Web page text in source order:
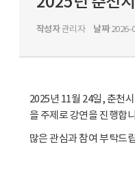
작성자관리자 날짜2026-
2025년 11월 24일, 춘천
을 주제로 강연을 진행합
많은 관심과 참여 부탁드